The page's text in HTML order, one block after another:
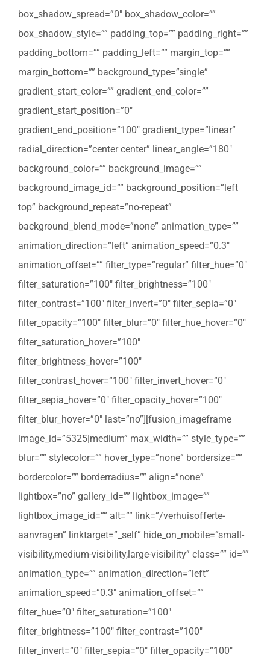
box_shadow_spread=”0″ box_shadow_color=””
box_shadow_style=”” padding_top=”” padding_right=””
padding_bottom=”” padding_left=”” margin_top=””
margin_bottom=”” background_type=”single”
gradient_start_color=”” gradient_end_color=””
gradient_start_position=”0″
gradient_end_position=”100″ gradient_type=”linear”
radial_direction=”center center” linear_angle=”180″
background_color=”” background_image=””
background_image_id=”” background_position=”left
top” background_repeat=”no-repeat”
background_blend_mode=”none” animation_type=””
animation_direction=”left” animation_speed=”0.3″
animation_offset=”” filter_type=”regular” filter_hue=”0″
filter_saturation=”100″ filter_brightness=”100″
filter_contrast=”100″ filter_invert=”0″ filter_sepia=”0″
filter_opacity=”100″ filter_blur=”0″ filter_hue_hover=”0″
filter_saturation_hover=”100″
filter_brightness_hover=”100″
filter_contrast_hover=”100″ filter_invert_hover=”0″
filter_sepia_hover=”0″ filter_opacity_hover=”100″
filter_blur_hover=”0″ last=”no”][fusion_imageframe
image_id=”5325|medium” max_width=”” style_type=””
blur=”” stylecolor=”” hover_type=”none” bordersize=””
bordercolor=”” borderradius=”” align=”none”
lightbox=”no” gallery_id=”” lightbox_image=””
lightbox_image_id=”” alt=”” link=”/verhuisofferte-
aanvragen” linktarget=”_self” hide_on_mobile=”small-
visibility,medium-visibility,large-visibility” class=”” id=””
animation_type=”” animation_direction=”left”
animation_speed=”0.3″ animation_offset=””
filter_hue=”0″ filter_saturation=”100″
filter_brightness=”100″ filter_contrast=”100″
filter_invert=”0″ filter_sepia=”0″ filter_opacity=”100″